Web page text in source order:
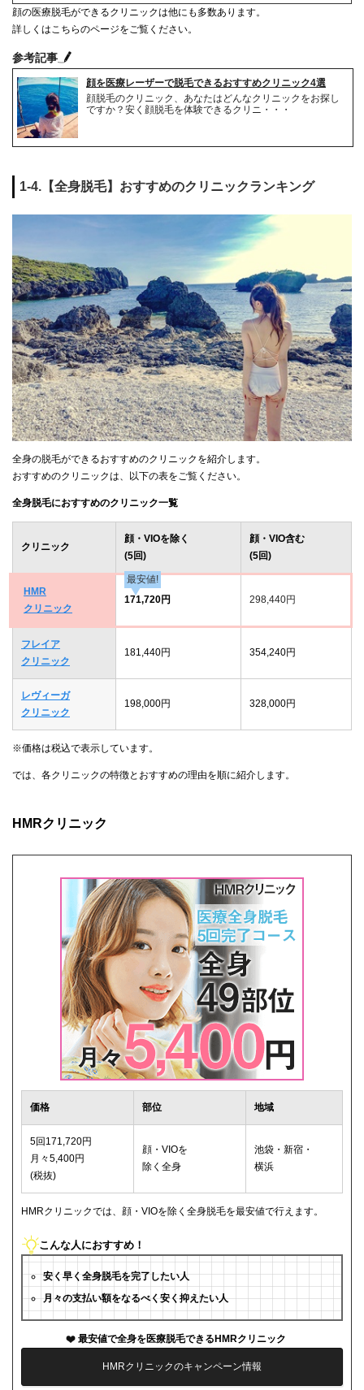
顔の医療脱毛ができるクリニックは他にも多数あります。
詳しくはこちらのページをご覧ください。
参考記事
顔を医療レーザーで脱毛できるおすすめクリニック4選
顔脱毛のクリニック、あなたはどんなクリニックをお探し
ですか？安く顔脱毛を体験できるクリニ・・・
1-4.【全身脱毛】おすすめのクリニックランキング
全身の脱毛ができるおすすめのクリニックを紹介します。
おすすめのクリニックは、以下の表をご覧ください。
全身脱毛におすすめのクリニック一覧
クリニック
顔・VIOを除く
(5回)
顔・VIO含む
(5回)
HMR
クリニック
最安値!
171,720円
298,440円
フレイア
クリニック
181,440円 354,240円
レヴィーガ
クリニック
198,000円 328,000円
※価格は税込で表示しています。
では、各クリニックの特徴とおすすめの理由を順に紹介します。
HMRクリニック
価格 部位 地域
5回171,720円
月々5,400円
(税抜)
顔・VIOを
除く全身
池袋・新宿・
横浜
HMRクリニックでは、顔・VIOを除く全身脱毛を最安値で行えます。
こんな人におすすめ！
安く早く全身脱毛を完了したい人
月々の支払い額をなるべく安く抑えたい人
最安値で全身を医療脱毛できるHMRクリニック
HMRクリニックのキャンペーン情報